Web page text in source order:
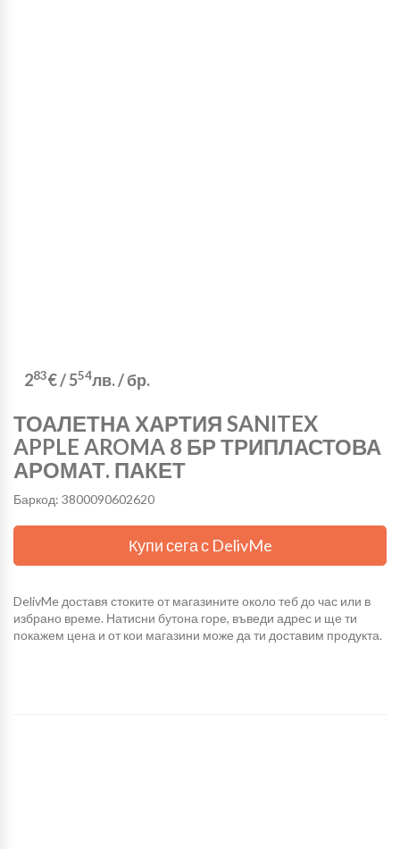
283€/554лв./ бр.
ТОАЛЕТНА ХАРТИЯ SANITEX
APPLE AROMA 8 БР ТРИПЛАСТОВА
АРОМАТ. ПАКЕТ
Баркод: 3800090602620
Купи сега с DelivMe
DelivMe доставя стоките от магазините около теб до час или в
избрано време. Натисни бутона горе, въведи адрес и ще ти
покажем цена и от кои магазини може да ти доставим продукта.